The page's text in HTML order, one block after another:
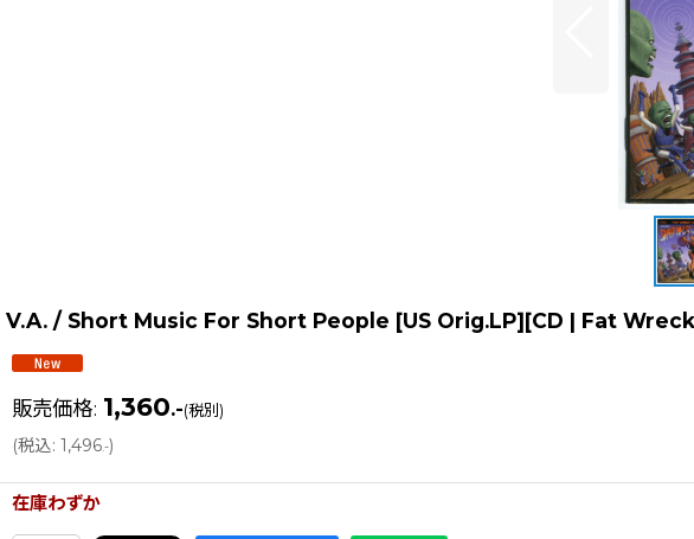
V.A. / Short Music For Short People [US Orig.LP][CD | Fat Wreck]
販売価格: 1,360.-(税別)
(税込: 1,496.-)
在庫わずか